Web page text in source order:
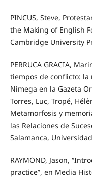
PINCUS, Steve,
the Making of English
Cambridge University
PERRUCA GRACIA,
tiempos de conflicto: la
Nimega en la Gazeta
Torres, Luc, Tropé,
Metamorfosis y
las Relaciones de
Salamanca,
RAYMOND, Jason,
practice”, en Media